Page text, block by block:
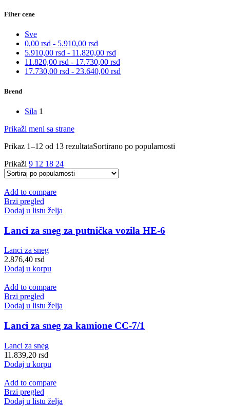
Filter cene
Sve
0,00 rsd - 5.910,00 rsd
5.910,00 rsd - 11.820,00 rsd
11.820,00 rsd - 17.730,00 rsd
17.730,00 rsd - 23.640,00 rsd
Brend
Sila 1
Prikaži meni sa strane
Prikaz 1–12 od 13 rezultataSortirano po popularnosti
Prikaži 9 12 18 24
Add to compare
Brzi pregled
Dodaj u listu želja
Lanci za sneg za putnička vozila HE-6
Lanci za sneg
2.876,40 rsd
Dodaj u korpu
Add to compare
Brzi pregled
Dodaj u listu želja
Lanci za sneg za kamione CC-7/1
Lanci za sneg
11.839,20 rsd
Dodaj u korpu
Add to compare
Brzi pregled
Dodaj u listu želja